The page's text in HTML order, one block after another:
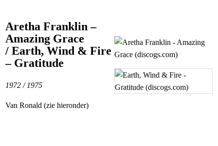
Aretha Franklin –
Amazing Grace
/ Earth, Wind & Fire
– Gratitude
1972 / 1975
Van Ronald (zie hieronder)